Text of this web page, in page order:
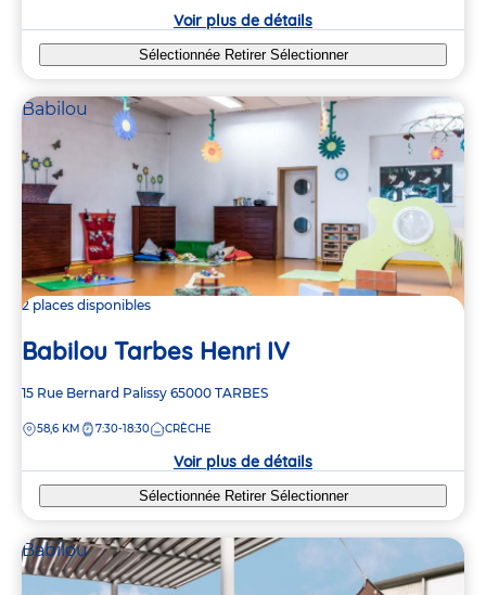
Voir plus de détails
Sélectionnée Retirer Sélectionner
Babilou
2 places disponibles
Babilou Tarbes Henri IV
Adresse
la
15 Rue Bernard Palissy 65000 TARBES
DISTANCE
58,6 KM 7:30-18:30 CRÈCHE
Voir plus de détails
Sélectionnée Retirer Sélectionner
Babilou